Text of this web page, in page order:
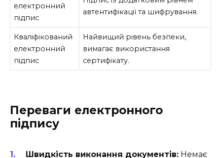
електронний
підпис
автентифікації та шифрування.
Кваліфікований
електронний
підпис
Найвищий рівень безпеки,
вимагає використання
сертифікату.
Переваги електронного
підпису
Швидкість виконання документів: Немає